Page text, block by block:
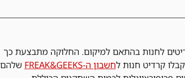
לחנות בהתאם למיקום. החלוקה מתבצעת כך
חשבון ה-FREAK&GEEKS
שלהם